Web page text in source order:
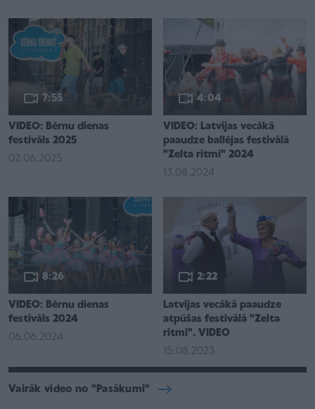
7:55
VIDEO: Bērnu dienas
festivāls 2025
02.06.2025
4:04
VIDEO: Latvijas vecākā
paaudze ballējas festivālā
"Zelta ritmi" 2024
13.08.2024
8:26
VIDEO: Bērnu dienas
festivāls 2024
06.06.2024
2:22
Latvijas vecākā paaudze
atpūšas festivālā "Zelta
ritmi". VIDEO
15.08.2023
Vairāk video no "Pasākumi"